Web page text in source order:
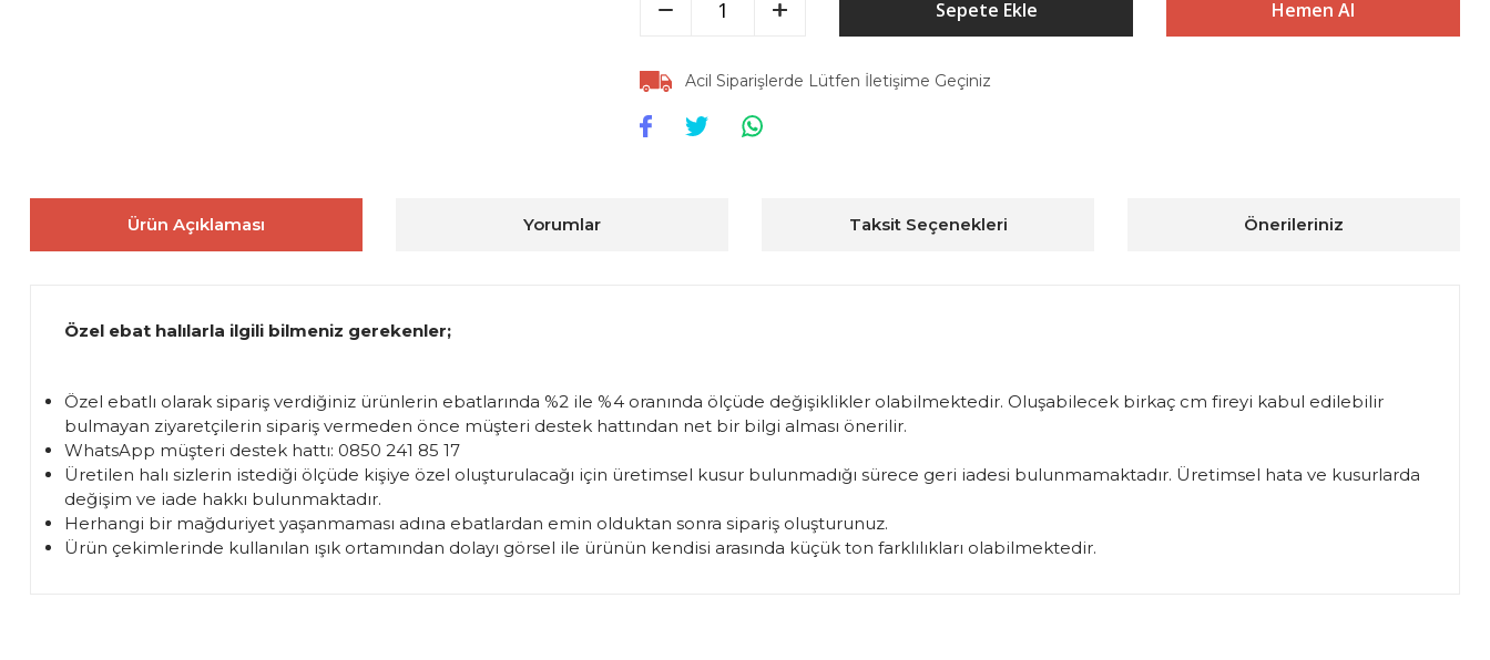
Sepete Ekle Hemen Al
Acil Siparişlerde Lütfen İletişime Geçiniz
Ürün Açıklaması Yorumlar Taksit Seçenekleri Önerileriniz
Özel ebat halılarla ilgili bilmeniz gerekenler;
Özel ebatlı olarak sipariş verdiğiniz ürünlerin ebatlarında %2 ile %4 oranında ölçüde değişiklikler olabilmektedir. Oluşabilecek birkaç cm fireyi kabul edilebilir
bulmayan ziyaretçilerin sipariş vermeden önce müşteri destek hattından net bir bilgi alması önerilir.
WhatsApp müşteri destek hattı: 0850 241 85 17
Üretilen halı sizlerin istediği ölçüde kişiye özel oluşturulacağı için üretimsel kusur bulunmadığı sürece geri iadesi bulunmamaktadır. Üretimsel hata ve kusurlarda
değişim ve iade hakkı bulunmaktadır.
Herhangi bir mağduriyet yaşanmaması adına ebatlardan emin olduktan sonra sipariş oluşturunuz.
Ürün çekimlerinde kullanılan ışık ortamından dolayı görsel ile ürünün kendisi arasında küçük ton farklılıkları olabilmektedir.